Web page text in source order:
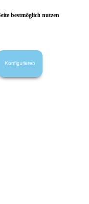
zzgl. Versandkosten
bestmöglich nutzen
Konfigurieren